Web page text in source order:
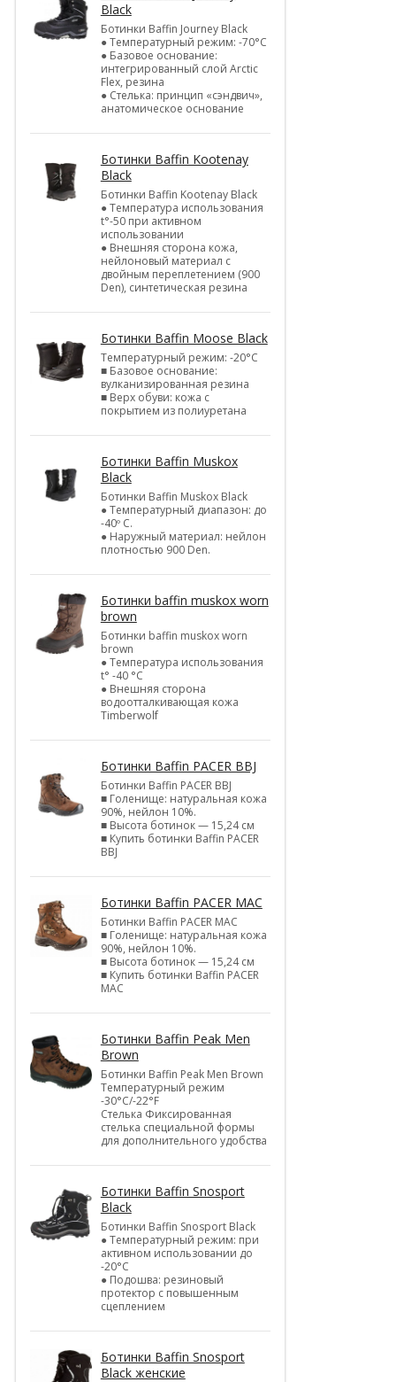
Black
Ботинки Baffin Journey Black
● Температурный режим: -70°С
● Базовое основание:
интегрированный слой Arctic
Flex, резина
● Стелька: принцип «сэндвич»,
анатомическое основание
Ботинки Baffin Kootenay
Black
Ботинки Baffin Kootenay Black
● Температура использования
t°-50 при активном
использовании
● Внешняя сторона кожа,
нейлоновый материал с
двойным переплетением (900
Den), синтетическая резина
Ботинки Baffin Moose Black
Температурный режим: -20°С
■ Базовое основание:
вулканизированная резина
■ Верх обуви: кожа с
покрытием из полиуретана
Ботинки Baffin Muskox
Black
Ботинки Baffin Muskox Black
● Температурный диапазон: до
-40º C.
● Наружный материал: нейлон
плотностью 900 Den.
Ботинки baffin muskox worn
brown
Ботинки baffin muskox worn
brown
● Температура использования
t° -40 °C
● Внешняя сторона
водоотталкивающая кожа
Timberwolf
Ботинки Baffin PACER BBJ
Ботинки Baffin PACER BBJ
■ Голенище: натуральная кожа
90%, нейлон 10%.
■ Высота ботинок — 15,24 см
■ Купить ботинки Baffin PACER
BBJ
Ботинки Baffin PACER MAC
Ботинки Baffin PACER MAC
■ Голенище: натуральная кожа
90%, нейлон 10%.
■ Высота ботинок — 15,24 см
■ Купить ботинки Baffin PACER
MAC
Ботинки Baffin Peak Men
Brown
Ботинки Baffin Peak Men Brown
Температурный режим
-30°С/-22°F
Стелька Фиксированная
стелька специальной формы
для дополнительного удобства
Ботинки Baffin Snosport
Black
Ботинки Baffin Snosport Black
● Температурный режим: при
активном использовании до
-20°С
● Подошва: резиновый
протектор с повышенным
сцеплением
Ботинки Baffin Snosport
Black женские